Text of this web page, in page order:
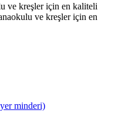
ve kreşler için en kaliteli
ve kreşler için en
minderi)